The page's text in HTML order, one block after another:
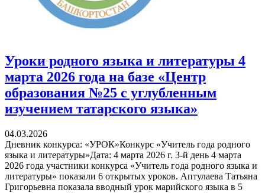
Уроки родного языка и литературы 4
марта 2026 года на базе «Центр
образования №25 с углубленным
изучением татарского языка»
04.03.2026
Дневник конкурса: «УРОК»Конкурс «Учитель года родного
языка и литературы»Дата: 4 марта 2026 г. 3-й день 4 марта
2026 года участники конкурса «Учитель года родного языка и
литературы» показали 6 открытых уроков. Аптулаева Татьяна
Григорьевна показала вводный урок марийского языка в 5